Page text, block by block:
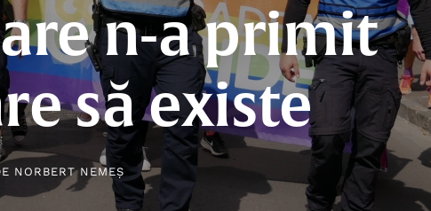
n-a primit
să existe
NORBERT NEMEȘ